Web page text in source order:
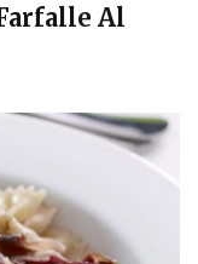
Al